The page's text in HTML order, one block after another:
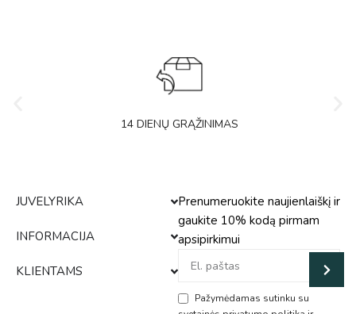
14 DIENŲ GRĄŽINIMAS
JUVELYRIKA
INFORMACIJA
KLIENTAMS
Prenumeruokite naujienlaiškį ir
gaukite 10% kodą pirmam
apsipirkimui
Pažymėdamas sutinku su